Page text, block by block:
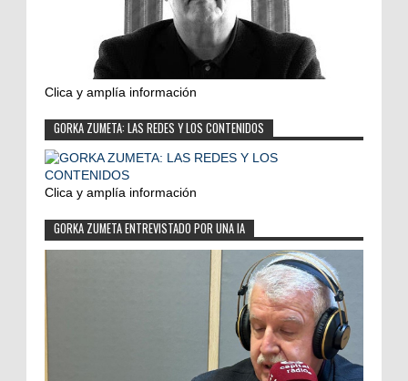
Clica y amplía información
GORKA ZUMETA: LAS REDES Y LOS CONTENIDOS
Clica y amplía información
GORKA ZUMETA ENTREVISTADO POR UNA IA